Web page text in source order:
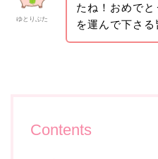
ゆとりぶた
たね！おめで
を運んで下さ
Contents